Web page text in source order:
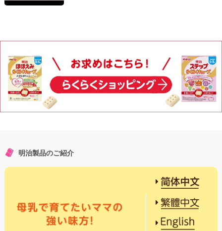
明治製品のご紹介